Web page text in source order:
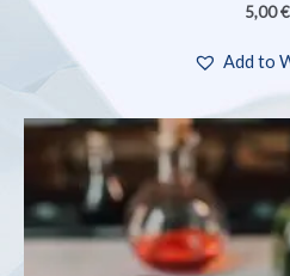
5,00€
Add to